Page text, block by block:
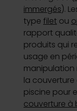
immergés).
type filet ou
rapport
produits qui
usage en
manipulation
la couverture
piscine pour
couverture à